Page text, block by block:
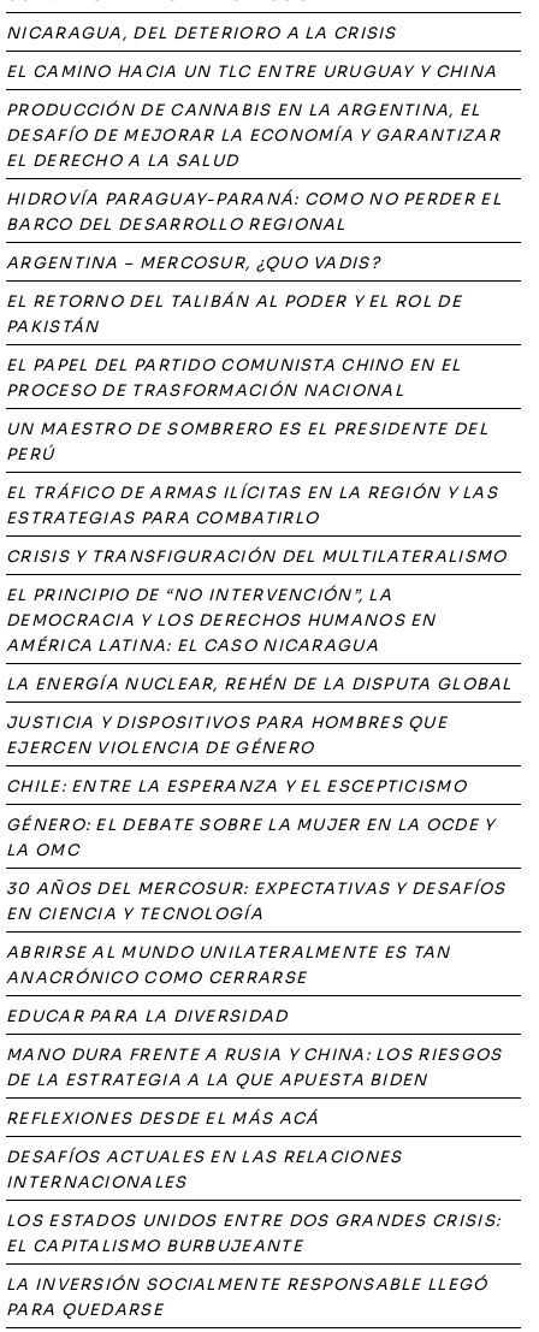
NICARAGUA, DEL DETERIORO A LA CRISIS
EL CAMINO HACIA UN TLC ENTRE URUGUAY Y CHINA
PRODUCCIÓN DE CANNABIS EN LA ARGENTINA, EL
DESAFÍO DE MEJORAR LA ECONOMÍA Y GARANTIZAR
EL DERECHO A LA SALUD
HIDROVÍA PARAGUAY-PARANÁ: COMO NO PERDER EL
BARCO DEL DESARROLLO REGIONAL
ARGENTINA – MERCOSUR, ¿QUO VADIS?
EL RETORNO DEL TALIBÁN AL PODER Y EL ROL DE
PAKISTÁN
EL PAPEL DEL PARTIDO COMUNISTA CHINO EN EL
PROCESO DE TRASFORMACIÓN NACIONAL
UN MAESTRO DE SOMBRERO ES EL PRESIDENTE DEL
PERÚ
EL TRÁFICO DE ARMAS ILÍCITAS EN LA REGIÓN Y LAS
ESTRATEGIAS PARA COMBATIRLO
CRISIS Y TRANSFIGURACIÓN DEL MULTILATERALISMO
EL PRINCIPIO DE “NO INTERVENCIÓN”, LA
DEMOCRACIA Y LOS DERECHOS HUMANOS EN
AMÉRICA LATINA: EL CASO NICARAGUA
LA ENERGÍA NUCLEAR, REHÉN DE LA DISPUTA GLOBAL
JUSTICIA Y DISPOSITIVOS PARA HOMBRES QUE
EJERCEN VIOLENCIA DE GÉNERO
CHILE: ENTRE LA ESPERANZA Y EL ESCEPTICISMO
GÉNERO: EL DEBATE SOBRE LA MUJER EN LA OCDE Y
LA OMC
30 AÑOS DEL MERCOSUR: EXPECTATIVAS Y DESAFÍOS
EN CIENCIA Y TECNOLOGÍA
ABRIRSE AL MUNDO UNILATERALMENTE ES TAN
ANACRÓNICO COMO CERRARSE
EDUCAR PARA LA DIVERSIDAD
MANO DURA FRENTE A RUSIA Y CHINA: LOS RIESGOS
DE LA ESTRATEGIA A LA QUE APUESTA BIDEN
REFLEXIONES DESDE EL MÁS ACÁ
DESAFÍOS ACTUALES EN LAS RELACIONES
INTERNACIONALES
LOS ESTADOS UNIDOS ENTRE DOS GRANDES CRISIS:
EL CAPITALISMO BURBUJEANTE
LA INVERSIÓN SOCIALMENTE RESPONSABLE LLEGÓ
PARA QUEDARSE